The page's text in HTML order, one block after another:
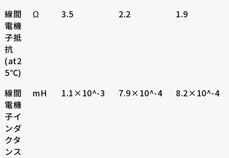
線間
電機
子抵
抗
(at2
5℃)
Ω 3.5 2.2 1.9
線間
電機
子イ
ンダ
クタ
ンス
mH 1.1×10^-3 7.9×10^-4 8.2×10^-4